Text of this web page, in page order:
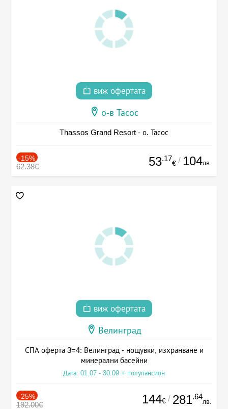
виж офертата
о-в Тасос
Thassos Grand Resort - о. Тасос
-15%
62.38€ 53.17
€ / 104лв.
виж офертата
Велинград
СПА оферта 3=4: Велинград - нощувки, изхранване и
минерални басейни
Дата: 01.07 - 30.09 + полупансион
-25%
192.00€ 144€ / 281.64
лв.